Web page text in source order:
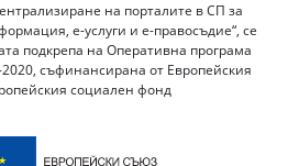
на порталите в СП за
е-услуги и е-правосъдие“, се
подкрепа на Оперативна програма
съфинансирана от Европейския
социален фонд